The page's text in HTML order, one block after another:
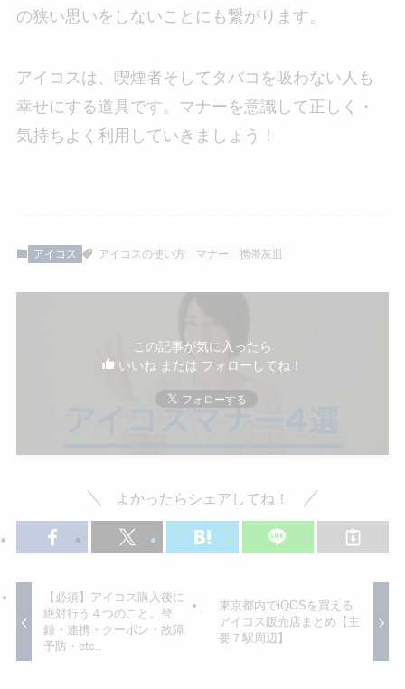
の狭い思いをしないことにも繋がります。
アイコスは、喫煙者そしてタバコを吸わない人も
幸せにする道具です。マナーを意識して正しく・
気持ちよく利用していきましょう！
アイコス アイコスの使い方 マナー 携帯灰皿
この記事が気に入ったら
いいね または フォローしてね！
よかったらシェアしてね！
【必須】アイコス購入後に
絶対行う４つのこと。登
録・連携・クーポン・故障
予防・etc..
東京都内でiQOSを買える
アイコス販売店まとめ【主
要７駅周辺】